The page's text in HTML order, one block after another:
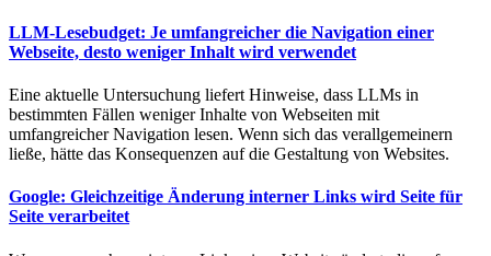
LLM-Lesebudget: Je umfangreicher die Navigation einer
Webseite, desto weniger Inhalt wird verwendet
Eine aktuelle Untersuchung liefert Hinweise, dass LLMs in
bestimmten Fällen weniger Inhalte von Webseiten mit
umfangreicher Navigation lesen. Wenn sich das verallgemeinern
ließe, hätte das Konsequenzen auf die Gestaltung von Websites.
Google: Gleichzeitige Änderung interner Links wird Seite für
Seite verarbeitet